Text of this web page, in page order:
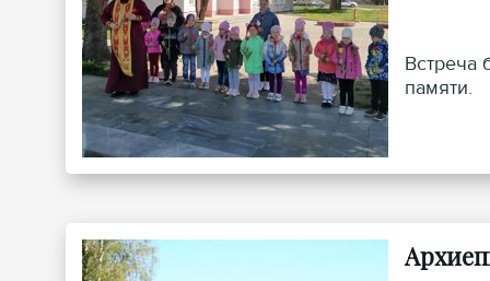
Встреча
памяти.